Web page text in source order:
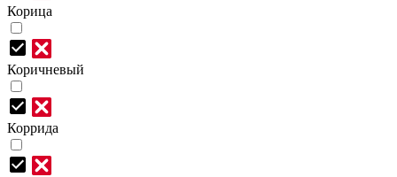
Корица
Коричневый
Коррида